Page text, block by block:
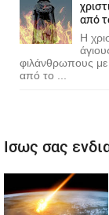
από
Η
φιλάνθρωπους
από το ...